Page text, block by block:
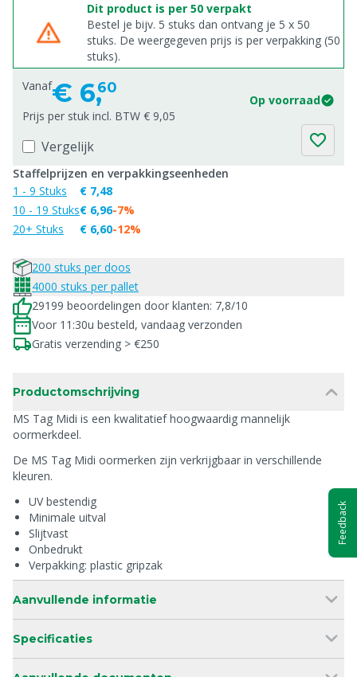
Dit product is per 50 verpakt
Bestel je bijv. 5 stuks dan ontvang je 5 x 50
stuks. De weergegeven prijs is per verpakking (50
stuks).
Vanaf€ 6,60
Op voorraad
Prijs per stuk incl. BTW € 9,05
Vergelijk
Staffelprijzen en verpakkingseenheden
1 - 9 Stuks
10 - 19 Stuks
20+ Stuks
€ 7,48
€ 6,96
€ 6,60
-7%
-12%
200 stuks per doos
4000 stuks per pallet
29199 beoordelingen door klanten: 7,8/10
Voor 11:30u besteld, vandaag verzonden
Gratis verzending > €250
Productomschrijving
MS Tag Midi is een kwalitatief hoogwaardig mannelijk
oormerkdeel.
De MS Tag Midi oormerken zijn verkrijgbaar in verschillende
kleuren.
UV bestendig
Minimale uitval
Slijtvast
Onbedrukt
Verpakking: plastic gripzak
Aanvullende informatie
Specificaties
Feedback